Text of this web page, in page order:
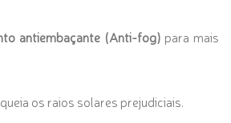
antiembaçante (Anti-fog) para mais
os raios solares prejudiciais.